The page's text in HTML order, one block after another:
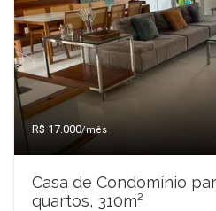
R$ 17.000/mês
Casa de Condomínio
quartos, 310m²